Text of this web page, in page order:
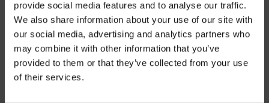
provide social media features and to analyse our traffic.
We also share information about your use of our site with
our social media, advertising and analytics partners who
may combine it with other information that you’ve
provided to them or that they’ve collected from your use
of their services.
- Embalagens 100% discretas
- *Entrega em 24 horas para pedidos antes das 16:00 h.
Após as 16:00 h, a sua encomenda será entregue em 48
horas, dias úteis. Portugal e Espanha Continental para
artigos em stock. Portes gratis depende do país de envio.
Possibilidade de atraso em épocas festivas.